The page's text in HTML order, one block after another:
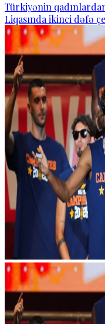
Türkiyənin
Liqasında ikinci dəfə